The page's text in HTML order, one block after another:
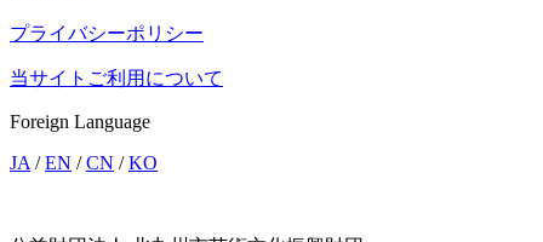
プライバシーポリシー
当サイトご利用について
Foreign Language
JA /EN /CN /KO